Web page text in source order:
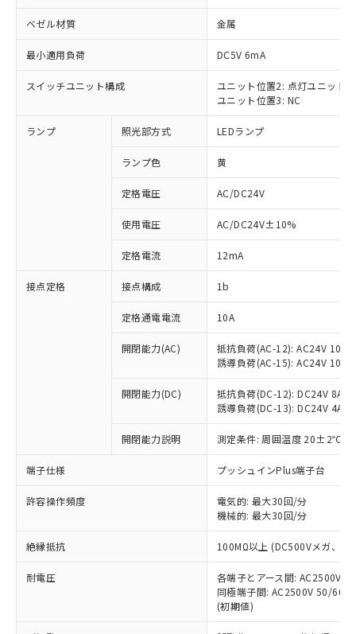
ベゼル材質 金属
最小適用負荷 DC5V 6mA
スイッチユニット構成
ユニット位置2: 点灯ユニット
ユニット位置3: NC
ランプ 照光部方式 LEDランプ
ランプ色 黄
定格電圧 AC/DC24V
使用電圧 AC/DC24V±10%
定格電流 12mA
接点定格 接点構成 1b
定格通電電流 10A
開閉能力(AC)
抵抗負荷(AC-12): AC24V 10A/
誘導負荷(AC-15): AC24V
開閉能力(DC)
抵抗負荷(DC-12): DC24V 8A/
誘導負荷(DC-13): DC24V 4A/
開閉能力説明 測定条件: 周囲温度 20±2℃、
端子仕様 プッシュインPlus端子台
許容操作頻度
電気的: 最大30回/分
機械的: 最大30回/分
絶縁抵抗 100MΩ以上 (DC500Vメガ、点
耐電圧
各端子とアース間: AC2500V
同極端子間: AC2500V 50/
(初期値)
ご利用条件
以下の条件をお読みいただき、同意のうえ
ご利用ください。
本サービスは、当社制御機器事業取扱
商品の当社在庫状況および標準価格
(税抜)を提供させていただくもので
当社制御機器事業取扱商品の中には、
本サービスの対象外となる商品もある
ことをご了承ください。
在庫状況および標準価格照会結果は、
記載している更新日時点での社内デー
タに基づき作成されるものであり、閲
覧された時点での実際の在庫および標
準価格とは異なる場合があることをご
※1 対応状況
対応済み：EU RoHS指令（10物質）の
非含有に対応した製品が提供可能な商品で
対応予定：EU RoHS指令（10物質）の非含
有に対応した製品に切り替える予定のある
対応予定なし：EU RoHS指令（10物質）の
非含有に非対応の商品で、対応品を出す予
定はありません。
調査・確認中：EU RoHS指令（10物質）の
非含有の対応状況を調査中または確認中の
非該当品：ライセンス料など無形物で、有
害物質有無と関係のない商品です。
仕入先様の事情により、非含有部品として
いたものが、含有品と判明した場合などや
むを得ず変更することがあります。
鉛(Pb) 1000ppm以下、 水銀(Hg) 1000ppm以下、 カド
六価クロム(Cr(Ⅵ)) 1000ppm以下、ポリ臭化ビフェニル
類(PBB) 1000ppm以下、ポリ臭化ジフェニルエーテル類
(PBDE) 1000ppm以下、フタル酸ビス(2-エチルヘキシ
※1 中国RoHS○×表
「○」：最大均質材料含有率が中国RoHSの
基準値以下であることを示します。
「×」：最大均質材料含有率が中国RoHSの
基準値を超えていることを示します。
「－」：未確認です。当社販売部門へお問
い合わせください。
*中国RoHS10物質の基準値 (GB/T26572)：
Pb(鉛) :1000ppm、 Hg(水銀) : 1000ppm、 Cd(カドミウ
Cr(Ⅵ)(六価クロム) : 1000ppm、 PBBs(ポリ臭化ビフェ
当社は、これら貴社製品のうち、外国
為替および外国貿易法に定める商品
（以下｢規制貨物等」という）を輸出
国政府の輸出許可(または役務取引許
可)を取得するなどの必要な手続きを